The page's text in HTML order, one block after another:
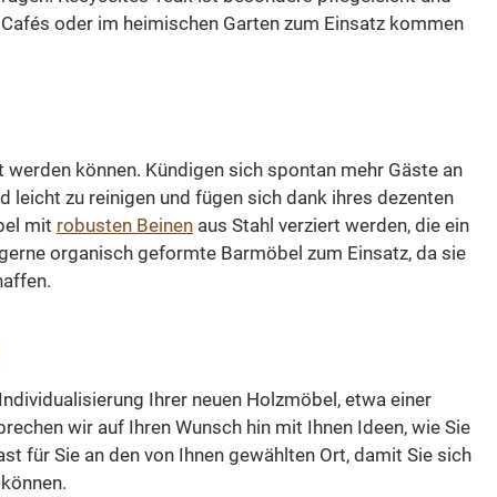
einen klassischen Stil verleihen
unserer Kollektion! Die
Abmessungen: H/B/T- 105/120/80
cm / 105/140/85 / 105/200/90
Teak Holz Aluminiumschale
oder im heimischen Garten zum Einsatz kommen
können. Kündigen sich spontan mehr Gäste an
zu reinigen und fügen sich dank ihres dezenten
mit robusten Beinen aus Stahl verziert werden, die ein
organisch geformte Barmöbel zum Einsatz, da sie
Ihrer neuen Holzmöbel, etwa einer
wir auf Ihren Wunsch hin mit Ihnen Ideen, wie Sie
für Sie an den von Ihnen gewählten Ort, damit Sie sich